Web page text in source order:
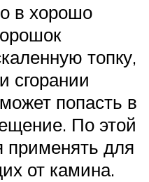
в хорошо
топку,
сгорании
попасть в
По этой
применять для
от камина.